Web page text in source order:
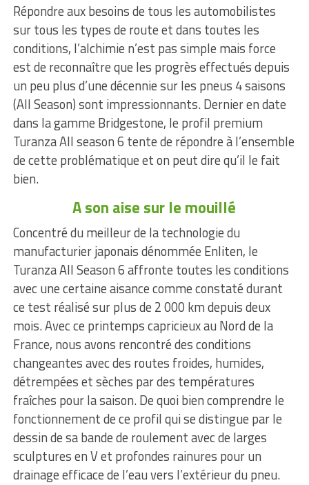
Répondre aux besoins de tous les automobilistes
sur tous les types de route et dans toutes les
conditions, l’alchimie n’est pas simple mais force
est de reconnaître que les progrès effectués depuis
un peu plus d’une décennie sur les pneus 4 saisons
(All Season) sont impressionnants. Dernier en date
dans la gamme Bridgestone, le profil premium
Turanza All season 6 tente de répondre à l’ensemble
de cette problématique et on peut dire qu’il le fait
bien.
A son aise sur le mouillé
Concentré du meilleur de la technologie du
manufacturier japonais dénommée Enliten, le
Turanza All Season 6 affronte toutes les conditions
avec une certaine aisance comme constaté durant
ce test réalisé sur plus de 2 000 km depuis deux
mois. Avec ce printemps capricieux au Nord de la
France, nous avons rencontré des conditions
changeantes avec des routes froides, humides,
détrempées et sèches par des températures
fraîches pour la saison. De quoi bien comprendre le
fonctionnement de ce profil qui se distingue par le
dessin de sa bande de roulement avec de larges
sculptures en V et profondes rainures pour un
drainage efficace de l’eau vers l’extérieur du pneu.